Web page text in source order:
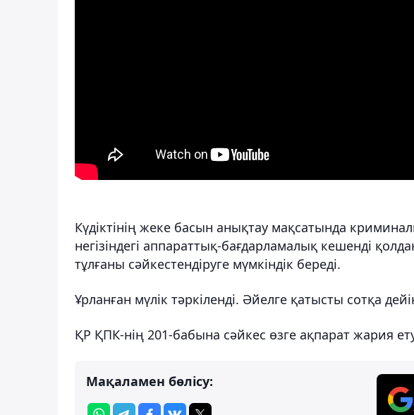
Күдіктінің жеке басын анықтау мақсатында
негізіндегі аппараттық-бағдарламалық кешенді
тұлғаны сәйкестендіруге мүмкіндік береді.
Ұрланған мүлік тәркіленді. Әйелге қатысты сотқа
ҚР ҚПК-нің 201-бабына сәйкес өзге ақпарат жария
Мақаламен бөлісу: